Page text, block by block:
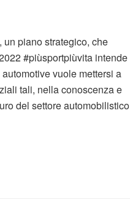
un piano strategico, che
#piùsportpiùvita intende
vuole mettersi a
tali, nella conoscenza e
del settore automobilistico